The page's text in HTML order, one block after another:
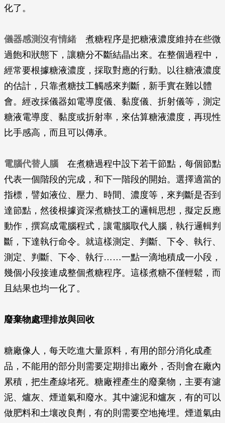
化了。
儀器感測沒有情緒 煮糖程序是把糖液濃度維持在些微
過飽和狀態下，讓糖分不斷結晶出來。在整個過程中，
經常要根據糖液濃度，採取對應的行動。以往糖液濃度
的估計，只靠煮糖技工觸感來判斷，新手實在難以體
會。經改採儀器如電導度儀、黏度儀、折射儀等，測定
糖液電導度、黏度或折射率，來估算糖液濃度，再現性
比手感高，而且可以傳承。
電腦代替人腦 在煮糖過程中設下若干節點，每個節點
代表一個階段的完成，和下一階段的開始。選擇適當的
指標，譬如液位、壓力、時間、濃度等，來判斷是否到
達節點，然後根據資深煮糖技工的邏輯思想，擬定反應
動作，撰寫成電腦程式，讓電腦取代人腦，執行邏輯判
斷，下達執行命令。就這樣測定、判斷、下令、執行、
測定、判斷、下令、執行……一點一滴地積成一小段，
幾個小段接連成整個煮糖程序。這樣煮糖不僅輕鬆，而
且結果也均一化了。
廢棄物處理排放與回收
糖廠像人，每天吃進大量原料，有用的部分消化成產
品，不能用的部分則需要定期排出廠外，否則會在廠內
累積，把生產線堵死。糖廠裡產生的廢棄物，主要有濾
泥、爐灰、煙道氣和廢水。其中濾泥和爐灰，有的可以
做肥料和土壤改良劑，有的則需要空地掩埋。煙道氣由